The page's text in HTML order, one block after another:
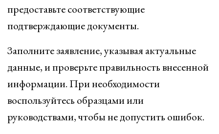
предоставьте соответствующие
подтверждающие документы.
Заполните заявление, указывая актуальные
данные, и проверьте правильность внесенной
информации. При необходимости
воспользуйтесь образцами или
руководствами, чтобы не допустить ошибок.